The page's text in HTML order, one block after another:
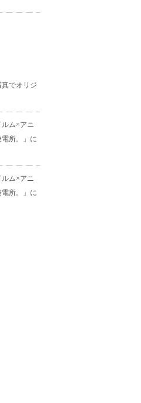
真でオリジ
ルム×アニ
所。」に
ルム×アニ
所。」に